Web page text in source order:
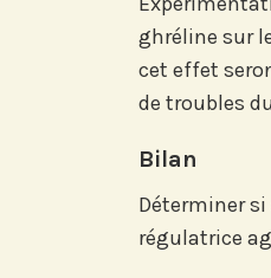
ghréline sur
cet effet
de troubles
Bilan
Déterminer
régulatrice